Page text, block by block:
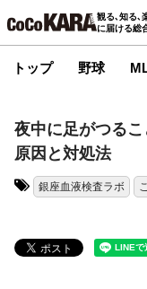
観る､知る､
に届ける総
トップ 野球
夜中に足がつる
原因と対処法
銀座血液検査ラボ